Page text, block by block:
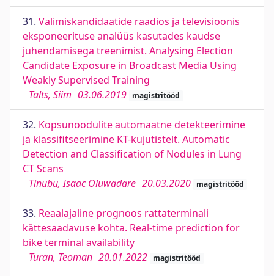
31. Valimiskandidaatide raadios ja televisioonis
eksponeerituse analüüs kasutades kaudse
juhendamisega treenimist. Analysing Election
Candidate Exposure in Broadcast Media Using
Weakly Supervised Training
Talts, Siim 03.06.2019 magistritööd
32. Kopsunoodulite automaatne detekteerimine
ja klassifitseerimine KT-kujutistelt. Automatic
Detection and Classification of Nodules in Lung
CT Scans
Tinubu, Isaac Oluwadare 20.03.2020 magistritööd
33. Reaalajaline prognoos rattaterminali
kättesaadavuse kohta. Real-time prediction for
bike terminal availability
Turan, Teoman 20.01.2022 magistritööd